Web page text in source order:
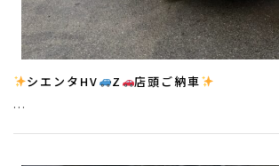
シエンタHV Z
店頭ご納車
…